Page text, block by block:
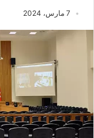
7 مارس، 2024